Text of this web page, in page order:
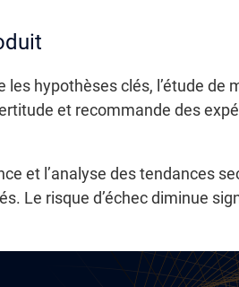
hypothèses clés, l’étude
et recommande des
et l’analyse des tendances
Le risque d’échec diminue